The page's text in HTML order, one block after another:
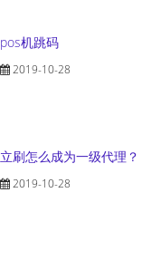
pos机跳码
2019-10-28
立刷怎么成为一级代理？
2019-10-28